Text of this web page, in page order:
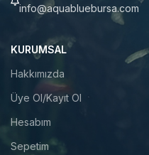
info@aquabluebursa.com
KURUMSAL
Hakkımızda
Üye Ol/Kayıt Ol
Hesabım
Sepetim